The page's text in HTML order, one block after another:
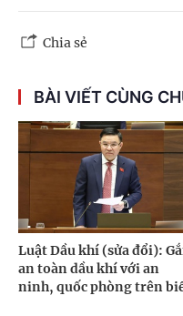
Chia sẻ
BÀI VIẾT CÙNG
Luật Dầu khí (sửa đổi):
an toàn dầu khí với an
ninh, quốc phòng trên